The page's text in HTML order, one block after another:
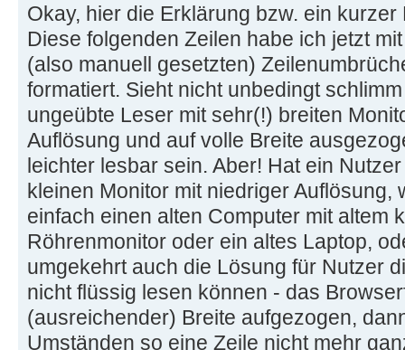
Okay, hier die Erklärung bzw. ein
Diese folgenden Zeilen habe ich jetzt
(also manuell gesetzten)
formatiert. Sieht nicht unbedingt
ungeübte Leser mit sehr(!) breiten
Auflösung und auf volle Breite
leichter lesbar sein. Aber! Hat ein
kleinen Monitor mit niedriger Auflösung,
einfach einen alten Computer mit altem
Röhrenmonitor oder ein altes Laptop,
umgekehrt auch die Lösung für Nutzer
nicht flüssig lesen können - das
(ausreichender) Breite aufgezogen,
Umständen so eine Zeile nicht mehr